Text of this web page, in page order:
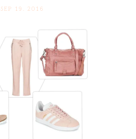
SEP 19. 2016